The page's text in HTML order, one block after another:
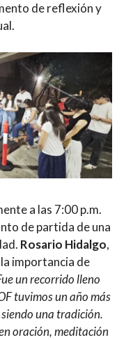
de reflexión y
a las 7:00 p.m.
de partida de una
Rosario Hidalgo,
importancia de
un recorrido lleno
tuvimos un año más
una tradición.
oración, meditación